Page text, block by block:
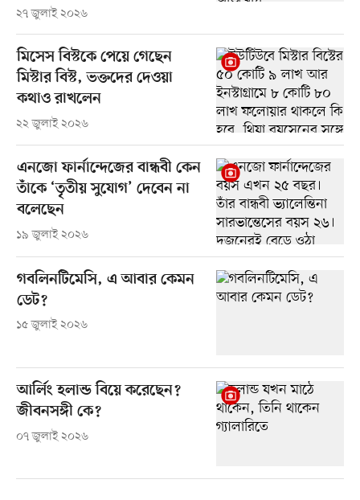
২৭ জুলাই ২০২৬
মিসেস বিস্টকে পেয়ে গেছেন
মিস্টার বিস্ট, ভক্তদের দেওয়া
কথাও রাখলেন
২২ জুলাই ২০২৬
এনজো ফার্নান্দেজের বান্ধবী কেন
তাঁকে ‘তৃতীয় সুযোগ’ দেবেন না
বলেছেন
১৯ জুলাই ২০২৬
গবলিনটিমেসি, এ আবার কেমন
ডেট?
১৫ জুলাই ২০২৬
আর্লিং হলান্ড বিয়ে করেছেন?
জীবনসঙ্গী কে?
০৭ জুলাই ২০২৬